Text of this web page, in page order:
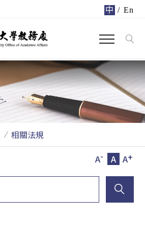
中 / En
相關法規
A- A A+